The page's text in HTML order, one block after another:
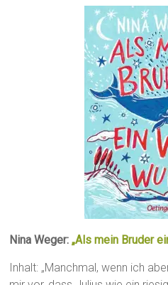
Nina Weger: „Als mein Bruder
Inhalt: „Manchmal, wenn ich